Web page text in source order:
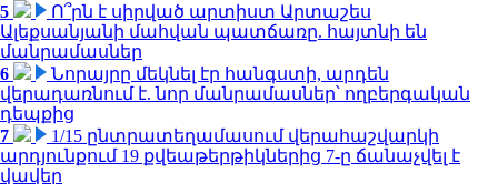
5
Ո՞րն է սիրված արտիստ Արտաշես
Ալեքսանյանի մահվան պատճառը. հայտնի են
մանրամասներ
6
Նորայրը մեկնել էր հանգստի, արդեն
վերադառնում է. նոր մանրամասներ՝ ողբերգական
դեպքից
7
1/15 ընտրատեղամասում վերահաշվարկի
արդյունքում 19 քվեաթերթիկներից 7-ը ճանաչվել է
վավեր